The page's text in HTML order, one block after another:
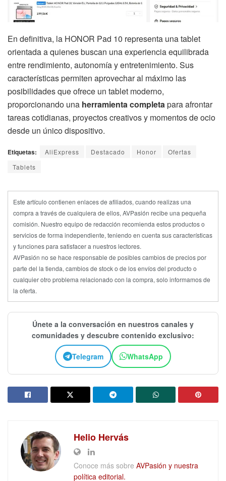
En definitiva, la HONOR Pad 10 representa una tablet
orientada a quienes buscan una experiencia equilibrada
entre rendimiento, autonomía y entretenimiento. Sus
características permiten aprovechar al máximo las
posibilidades que ofrece un tablet moderno,
proporcionando una herramienta completapara afrontar
tareas cotidianas, proyectos creativos y momentos de ocio
desde un único dispositivo.
Etiquetas: AliExpress Destacado Honor
Ofertas
Tablets
Este artículo contienen enlaces de afiliados, cuando realizas una
compra a través de cualquiera de ellos, AVPasión recibe una pequeña
comisión. Nuestro equipo de redacción recomienda estos productos o
servicios de forma independiente, teniendo en cuenta sus características
y funciones para satisfacer a nuestros lectores.
AVPasión no se hace responsable de posibles cambios de precios por
parte del la tienda, cambios de stock o de los envíos del producto o
cualquier otro problema relacionado con la compra, solo informamos de
la oferta.
Únete a la conversación en nuestros canales y
comunidades y descubre contenido exclusivo:
Telegram WhatsApp
Helio Hervás
Conoce más sobre AVPasión y nuestra
política editorial.